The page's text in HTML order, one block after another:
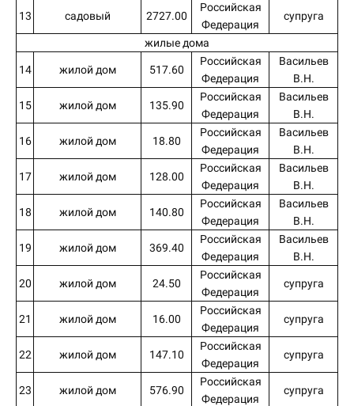
13 садовый 2727.00
Российская
Федерация
супруга
жилые дома
14 жилой дом 517.60
Российская
Федерация
Васильев
В.Н.
15 жилой дом 135.90
Российская
Федерация
Васильев
В.Н.
16 жилой дом 18.80
Российская
Федерация
Васильев
В.Н.
17 жилой дом 128.00
Российская
Федерация
Васильев
В.Н.
18 жилой дом 140.80
Российская
Федерация
Васильев
В.Н.
19 жилой дом 369.40
Российская
Федерация
Васильев
В.Н.
20 жилой дом 24.50
Российская
Федерация
супруга
21 жилой дом 16.00
Российская
Федерация
супруга
22 жилой дом 147.10
Российская
Федерация
супруга
23 жилой дом 576.90
Российская
Федерация
супруга